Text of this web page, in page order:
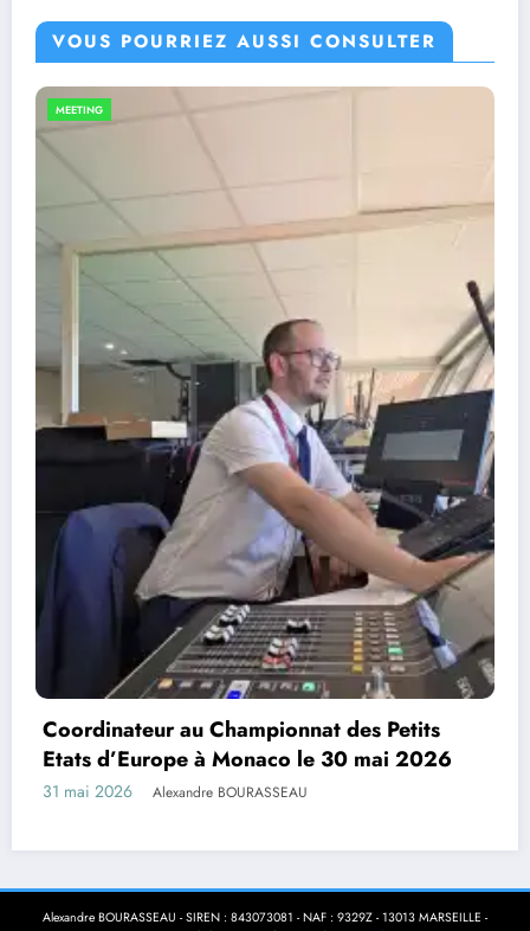
VOUS POURRIEZ AUSSI CONSULTER
En direct d’Eugene (USA)
7 août 2026 Alexandre BOURASSEAU
Alexandre BOURASSEAU - SIREN : 843073081 - NAF : 9329Z - 13013 MARSEILLE -